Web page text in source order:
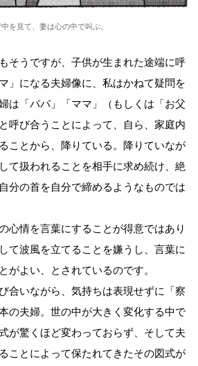
を見て、妻は心の中で叫ぶ。
そうですが、子供が生まれた途端に呼
」になる夫婦像に、私はかねて疑問を
は「パパ」「ママ」（もしくは「お父
呼び合うことによって、自ら、家庭内
ことから、降りている。降りていなが
て扱われることを相手に求め続け、絶
分の首を自分で締めるようなものでは
心情を言葉にすることが得意ではあり
て波風を立てることを嫌うし、言葉に
がよい、とされているのです。
合いながら、気持ちは表現せずに「察
の夫婦。世の中が大きく変化する中で
が驚くほど変わっておらず、そして夫
ことによって保たれてきたその図式が